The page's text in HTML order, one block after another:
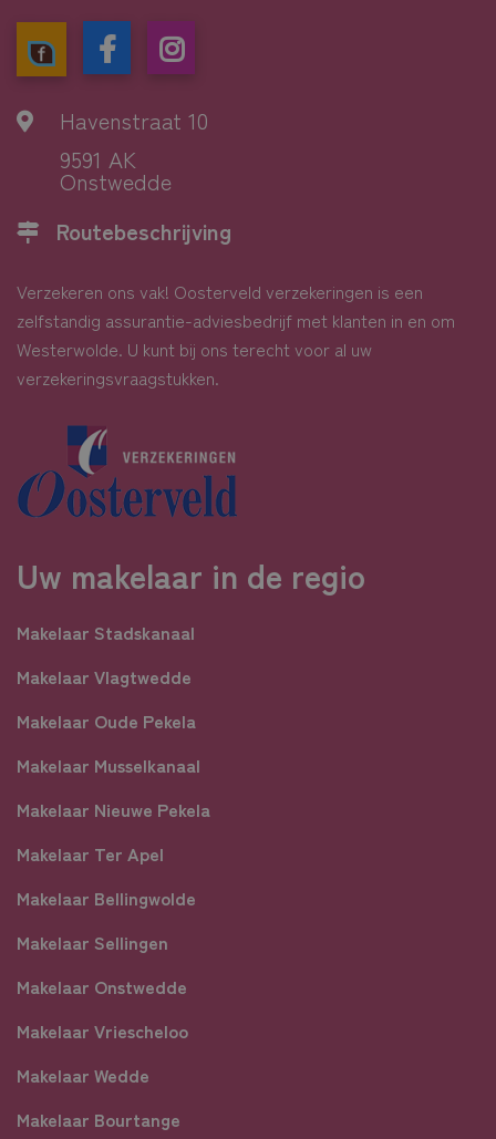
Havenstraat 10
9591 AK
Onstwedde
Routebeschrijving
Verzekeren ons vak! Oosterveld verzekeringen is een
zelfstandig assurantie-adviesbedrijf met klanten in en om
Westerwolde. U kunt bij ons terecht voor al uw
verzekeringsvraagstukken.
Uw makelaar in de regio
Makelaar Stadskanaal
Makelaar Vlagtwedde
Makelaar Oude Pekela
Makelaar Musselkanaal
Makelaar Nieuwe Pekela
Makelaar Ter Apel
Makelaar Bellingwolde
Makelaar Sellingen
Makelaar Onstwedde
Makelaar Vriescheloo
Makelaar Wedde
Makelaar Bourtange